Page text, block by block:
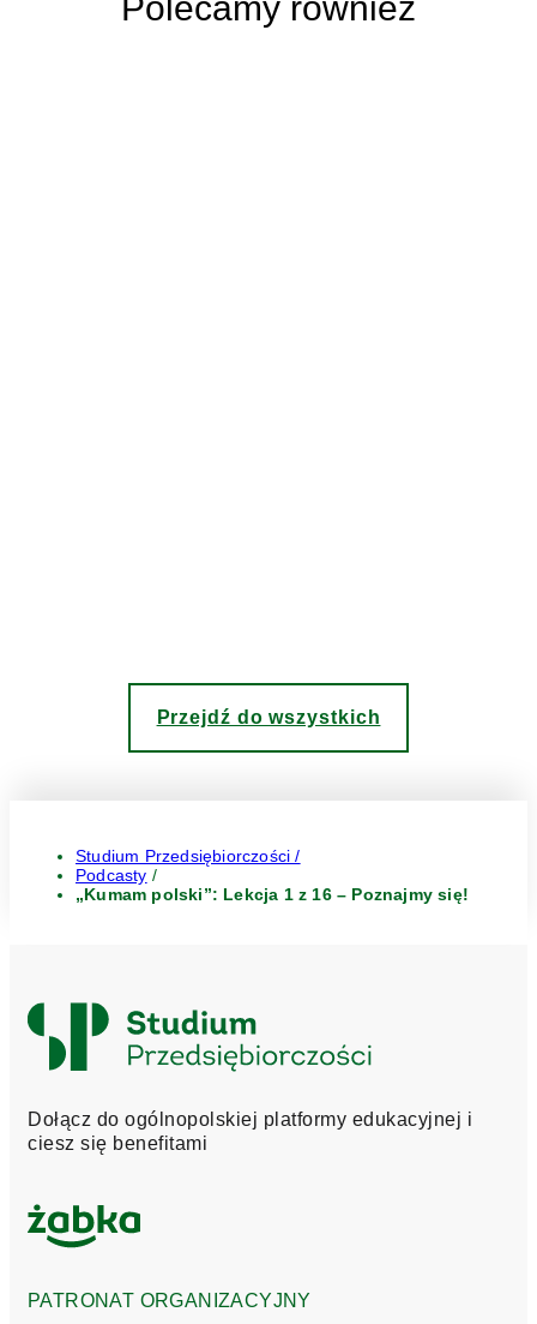
Przejdź do wszystkich
Studium Przedsiębiorczości /
Podcasty /
„Kumam polski”: Lekcja 1 z 16 – Poznajmy się!
Logo
Studium
Dołącz do ogólnopolskiej platformy edukacyjnej i
ciesz się benefitami
PATRONAT ORGANIZACYJNY